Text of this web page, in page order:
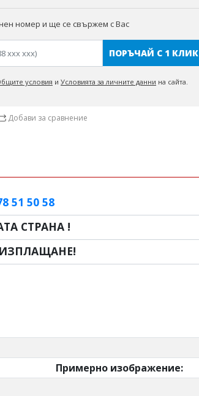
номер и ще се свържем с Вас
ПОРЪЧАЙ С 1 КЛИК
условия и Условията за личните данни на сайта.
Добави за сравнение
51 50 58
СТРАНА !
ИЗПЛАЩАНЕ!
Примерно изображение: